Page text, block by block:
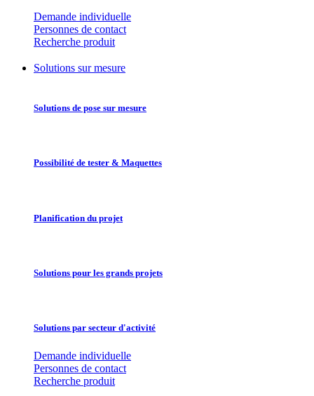
Demande individuelle
Personnes de contact
Recherche produit
Solutions sur mesure
Solutions de pose sur mesure
Possibilité de tester & Maquettes
Planification du projet
Solutions pour les grands projets
Solutions par secteur d'activité
Demande individuelle
Personnes de contact
Recherche produit